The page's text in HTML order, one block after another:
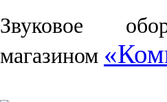
Звуковое
магазином